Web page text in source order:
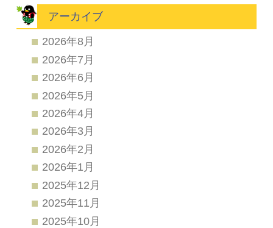
アーカイブ
2026年8月
2026年7月
2026年6月
2026年5月
2026年4月
2026年3月
2026年2月
2026年1月
2025年12月
2025年11月
2025年10月